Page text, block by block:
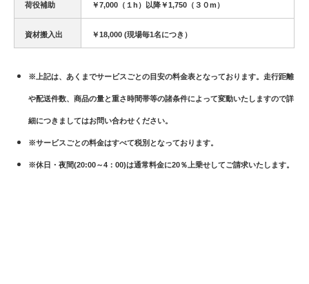
荷役補助 ￥7,000（１h）以降￥1,750（３０m）
資材搬入出 ￥18,000 (現場毎1名につき）
※上記は、あくまでサービスごとの目安の料金表となっております。 走行距離
や配送件数、商品の量と重さ時間帯等の諸条件によって変動いたしますので詳
細につきましてはお問い合わせください。
※サービスごとの料金はすべて税別となっております。
※休日・夜間(20:00～4：00)は通常料金に20％上乗せしてご請求いたします。